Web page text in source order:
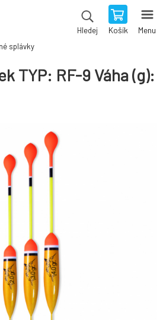
Hledej Košík Menu
splávky
TYP: RF-9 Váha (g):